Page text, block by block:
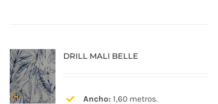
Las
pueden
DRILL MALI BELLE
Ancho: 1,60 metros.